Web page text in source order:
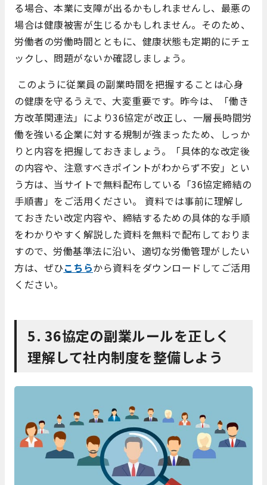
る場合、本業に支障が出るかもしれませんし、最悪の
場合は健康被害が生じるかもしれません。そのため、
労働者の労働時間とともに、健康状態も定期的にチェ
ックし、問題がないか確認しましょう。
このように従業員の副業時間を把握することは心身
の健康を守るうえで、大変重要です。昨今は、「働き
方改革関連法」により36協定が改正し、一層長時間労
働を強いる企業に対する規制が強まったため、しっか
りと内容を把握しておきましょう。「具体的な改定後
の内容や、注意すべきポイントがわからず不安」とい
う方は、当サイトで無料配布している「36協定締結の
手順書」をご活用ください。 資料では事前に理解し
ておきたい改定内容や、締結するための具体的な手順
をわかりやすく解説した資料を無料で配布しておりま
すので、労働基準法に沿い、適切な労働管理がしたい
方は、ぜひこちらから資料をダウンロードしてご活用
ください。
5. 36協定の副業ルールを正しく
理解して社内制度を整備しよう